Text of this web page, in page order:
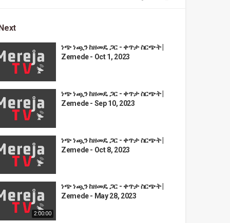
ነጭ ነጯን ከዘመዴ ጋር - ቀጥታ ስርጭት |
Zemede - Oct 1, 2023
ነጭ ነጯን ከዘመዴ ጋር - ቀጥታ ስርጭት |
Zemede - Sep 10, 2023
ነጭ ነጯን ከዘመዴ ጋር - ቀጥታ ስርጭት |
Zemede - Oct 8, 2023
2:00:00
ነጭ ነጯን ከዘመዴ ጋር - ቀጥታ ስርጭት |
Zemede - May 28, 2023